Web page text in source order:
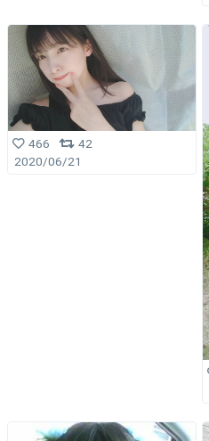
466
42
2020/06/21